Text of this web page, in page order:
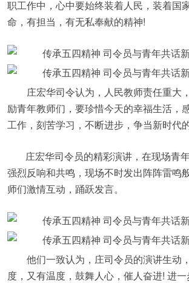
职工作中，心中要始终装着人民，装着国
命，有担当，有无私奉献的精神!
庄宏华司令认为，人民教师责任重大
励青年教师们，要珍惜今天的幸福生活，
工作，刻苦学习，不断进步，争当新时代
庄宏华司令员的精彩演讲，在现场青
强烈反响和共鸣，现场不时发出阵阵雷鸣
师们激情互动，踊跃发言。
他们一致认为，庄司令员的演讲生动
度，又有温度，鼓舞人心，催人奋进! 进